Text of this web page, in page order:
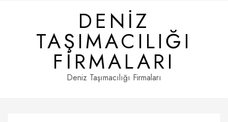
DENIZ
TAŞIMACILIĞI
FIRMALARI
Deniz Taşımacılığı Firmaları